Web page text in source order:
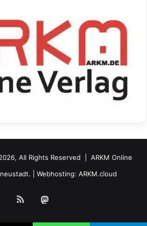
All Rights Reserved | ARKM Online
| Webhosting: ARKM.cloud
RSS